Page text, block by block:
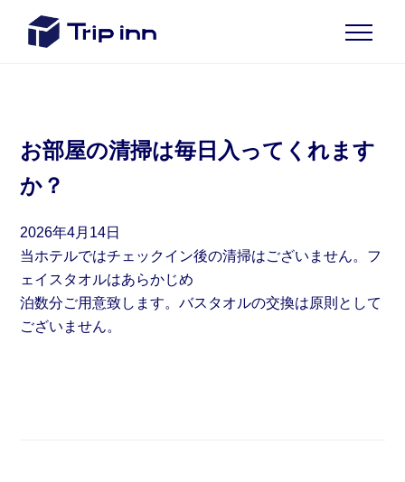
お部屋の清掃は毎日入ってくれます
か？
2026年4月14日
当ホテルではチェックイン後の清掃はございません。フ
ェイスタオルはあらかじめ
泊数分ご用意致します。バスタオルの交換は原則として
ございません。